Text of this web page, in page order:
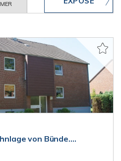
von Bünde....